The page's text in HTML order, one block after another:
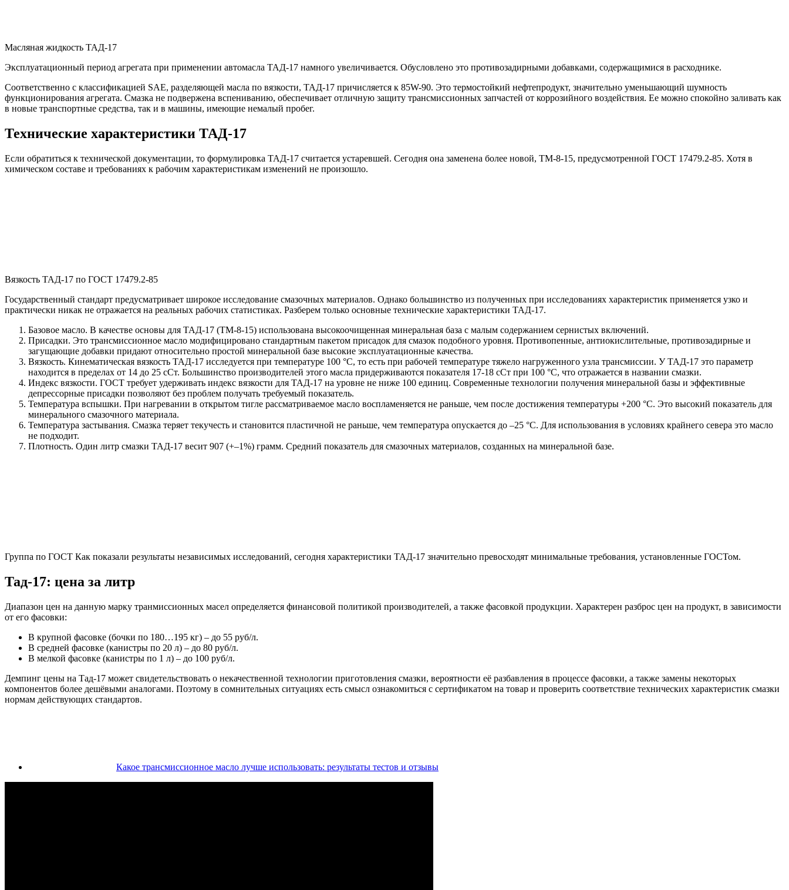
Масляная жидкость ТАД-17
Эксплуатационный период агрегата при применении автомасла ТАД-17 намного увеличивается. Обусловлено это противозадирными добавками, содержащимися в расходнике.
Соответственно с классификацией SAE, разделяющей масла по вязкости, ТАД-17 причисляется к 85W-90. Это термостойкий нефтепродукт, значительно уменьшающий шумность
функционирования агрегата. Смазка не подвержена вспениванию, обеспечивает отличную защиту трансмиссионных запчастей от коррозийного воздействия. Ее можно спокойно заливать как
в новые транспортные средства, так и в машины, имеющие немалый пробег.
Технические характеристики ТАД-17
Если обратиться к технической документации, то формулировка ТАД-17 считается устаревшей. Сегодня она заменена более новой, ТМ-8-15, предусмотренной ГОСТ 17479.2-85. Хотя в
химическом составе и требованиях к рабочим характеристикам изменений не произошло.
Вязкость ТАД-17 по ГОСТ 17479.2-85
Государственный стандарт предусматривает широкое исследование смазочных материалов. Однако большинство из полученных при исследованиях характеристик применяется узко и
практически никак не отражается на реальных рабочих статистиках. Разберем только основные технические характеристики ТАД-17.
Базовое масло. В качестве основы для ТАД-17 (ТМ-8-15) использована высокоочищенная минеральная база с малым содержанием сернистых включений.
Присадки. Это трансмиссионное масло модифицировано стандартным пакетом присадок для смазок подобного уровня. Противопенные, антиокислительные, противозадирные и
загущающие добавки придают относительно простой минеральной базе высокие эксплуатационные качества.
Вязкость. Кинематическая вязкость ТАД-17 исследуется при температуре 100 °C, то есть при рабочей температуре тяжело нагруженного узла трансмиссии. У ТАД-17 это параметр
находится в пределах от 14 до 25 сСт. Большинство производителей этого масла придерживаются показателя 17-18 сСт при 100 °C, что отражается в названии смазки.
Индекс вязкости. ГОСТ требует удерживать индекс вязкости для ТАД-17 на уровне не ниже 100 единиц. Современные технологии получения минеральной базы и эффективные
депрессорные присадки позволяют без проблем получать требуемый показатель.
Температура вспышки. При нагревании в открытом тигле рассматриваемое масло воспламеняется не раньше, чем после достижения температуры +200 °C. Это высокий показатель для
минерального смазочного материала.
Температура застывания. Смазка теряет текучесть и становится пластичной не раньше, чем температура опускается до –25 °C. Для использования в условиях крайнего севера это масло
не подходит.
Плотность. Один литр смазки ТАД-17 весит 907 (+–1%) грамм. Средний показатель для смазочных материалов, созданных на минеральной базе.
Группа по ГОСТ Как показали результаты независимых исследований, сегодня характеристики ТАД-17 значительно превосходят минимальные требования, установленные ГОСТом.
Тад-17: цена за литр
Диапазон цен на данную марку транмиссионных масел определяется финансовой политикой производителей, а также фасовкой продукции. Характерен разброс цен на продукт, в зависимости
от его фасовки:
В крупной фасовке (бочки по 180…195 кг) – до 55 руб/л.
В средней фасовке (канистры по 20 л) – до 80 руб/л.
В мелкой фасовке (канистры по 1 л) – до 100 руб/л.
Демпинг цены на Тад-17 может свидетельствовать о некачественной технологии приготовления смазки, вероятности её разбавления в процессе фасовки, а также замены некоторых
компонентов более дешёвыми аналогами. Поэтому в сомнительных ситуациях есть смысл ознакомиться с сертификатом на товар и проверить соответствие технических характеристик смазки
нормам действующих стандартов.
Какое трансмиссионное масло лучше использовать: результаты тестов и отзывы